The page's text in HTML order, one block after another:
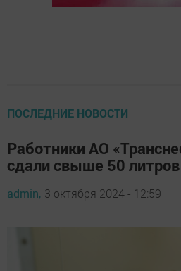
ПОСЛЕДНИЕ НОВОСТИ
Работники АО
сдали свыше 50
admin, 3 октября 2024 - 12:59